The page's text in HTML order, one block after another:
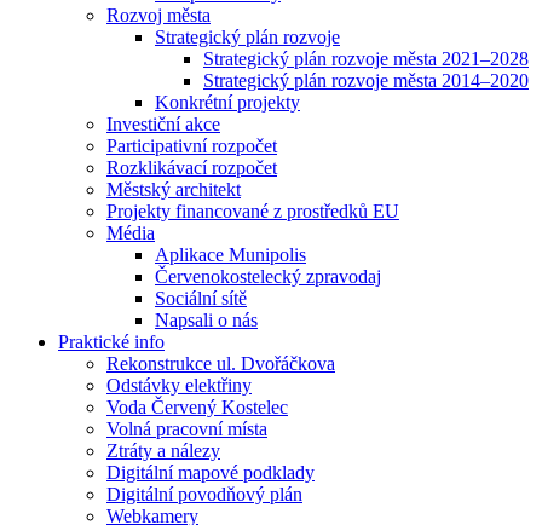
Rozvoj města
Strategický plán rozvoje
Strategický plán rozvoje města 2021–2028
Strategický plán rozvoje města 2014–2020
Konkrétní projekty
Investiční akce
Participativní rozpočet
Rozklikávací rozpočet
Městský architekt
Projekty financované z prostředků EU
Média
Aplikace Munipolis
Červenokostelecký zpravodaj
Sociální sítě
Napsali o nás
Praktické info
Rekonstrukce ul. Dvořáčkova
Odstávky elektřiny
Voda Červený Kostelec
Volná pracovní místa
Ztráty a nálezy
Digitální mapové podklady
Digitální povodňový plán
Webkamery